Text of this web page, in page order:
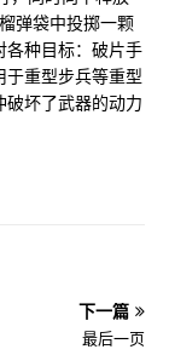
弹袋中投掷一颗
各种目标：破片手
重型步兵等重型
破坏了武器的动力
下一篇
最后一页